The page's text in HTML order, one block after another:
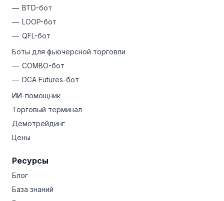
BTD-бот
LOOP-бот
QFL-бот
Боты для фьючерсной торговли
COMBO-бот
DCA Futures-бот
ИИ-помощник
Торговый терминал
Демотрейдинг
Цены
Ресурсы
Блог
База знаний